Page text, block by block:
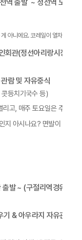
출발 ~ 정선역 도착
아니에요. 코레일이 열차를 기획
회관(정선아리랑시장)으
람 및 자유중식
등치기국수 등)
고, 매주 토요일은 주말장
지 아시나요? 면발이 워낙
발 ~ (구절리역경유) ~
& 아우라지 자유관람